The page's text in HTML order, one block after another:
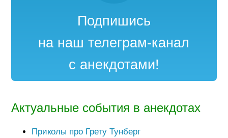
Подпишись
на наш телеграм-канал
с анекдотами!
Актуальные события в анекдотах
Приколы про Грету Тунберг